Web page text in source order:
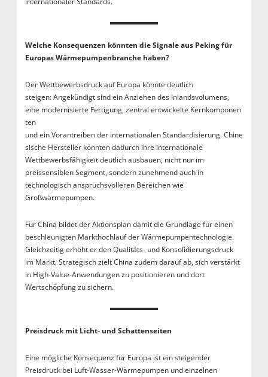
Welche Konsequenzen könnten die Signale aus Peking für
Europas Wärmepumpenbranche haben?
Der Wettbewerbsdruck auf Europa könnte deutlich
steigen: Angekündigt sind ein Anziehen des Inlandsvolumens,
eine modernisierte Fertigung, zentral entwickelte Kernkomponen
ten
und ein Vorantreiben der internationalen Standardisierung. Chine
sische Hersteller könnten dadurch ihre internationale
Wettbewerbsfähigkeit deutlich ausbauen, nicht nur im
preissensiblen Segment, sondern zunehmend auch in
technologisch anspruchsvolleren Bereichen wie
Großwärmepumpen.
Für China bildet der Aktionsplan damit die Grundlage für einen
beschleunigten Markthochlauf der Wärmepumpentechnologie.
Gleichzeitig erhöht er den Qualitäts- und Konsolidierungsdruck
im Markt. Strategisch zielt China zudem darauf ab, sich verstärkt
in High-Value-Anwendungen zu positionieren und dort
Wertschöpfung zu sichern.
Preisdruck mit Licht- und Schattenseiten
Eine mögliche Konsequenz für Europa ist ein steigender
Preisdruck bei Luft-Wasser-Wärmepumpen und einzelnen